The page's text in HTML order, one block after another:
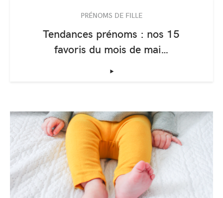
PRÉNOMS DE FILLE
Tendances prénoms : nos 15
favoris du mois de mai…
‣